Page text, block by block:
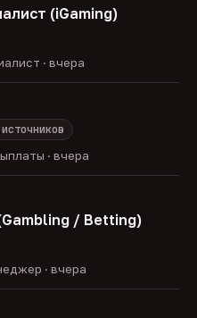
(iGaming)
· вчера
· вчера
/ Betting)
· вчера